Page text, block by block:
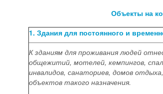
Объекты на
1. Здания для постоянного и
К зданиям для проживания людей
общежитий, мотелей, кемпингов,
инвалидов, санаториев, домов
объектов такого назначения.